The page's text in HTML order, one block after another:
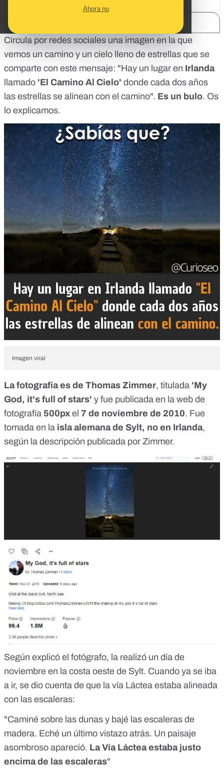
Ahora no
Circula por redes sociales una imagen en la que
vemos un camino y un cielo lleno de estrellas que se
comparte con este mensaje: "Hay un lugar en Irlanda
llamado 'El Camino Al Cielo' donde cada dos años
las estrellas se alinean con el camino". Es un bulo. Os
lo explicamos.
Imagen viral
La fotografía es de Thomas Zimmer, titulada 'My
God, it's full of stars' y fue publicada en la web de
fotografía 500px el 7 de noviembre de 2010. Fue
tomada en la isla alemana de Sylt, no en Irlanda,
según la descripción publicada por Zimmer.
Según explicó el fotógrafo, la realizó un día de
noviembre en la costa oeste de Sylt. Cuando ya se iba
a ir, se dio cuenta de que la vía Láctea estaba alineada
con las escaleras:
"Caminé sobre las dunas y bajé las escaleras de
madera. Eché un último vistazo atrás. Un paisaje
asombroso apareció. La Vía Láctea estaba justo
encima de las escaleras"